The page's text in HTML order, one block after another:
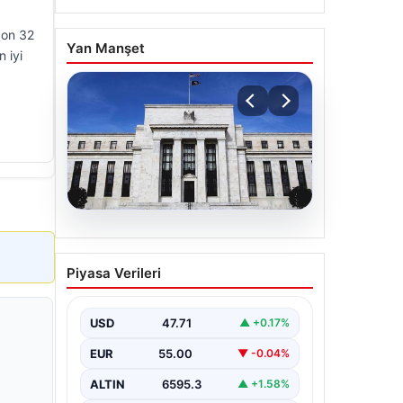
32
iyi
Yan Manşet
Fed faizi sabit tuttu
Piyasa Verileri
USD 47.71 ▲ +0.17%
EUR 55.00 ▼ -0.04%
ALTIN 6595.3 ▲ +1.58%